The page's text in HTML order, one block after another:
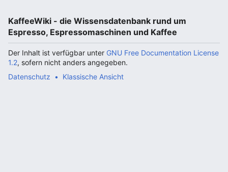
KaffeeWiki - die Wissensdatenbank rund um
Espresso, Espressomaschinen und Kaffee
Der Inhalt ist verfügbar unter GNU Free Documentation License
1.2, sofern nicht anders angegeben.
Datenschutz
Klassische Ansicht